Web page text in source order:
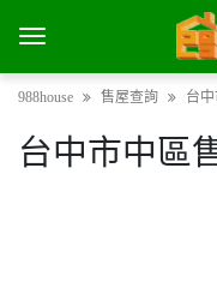
988house 售屋查詢 台
台中市中區